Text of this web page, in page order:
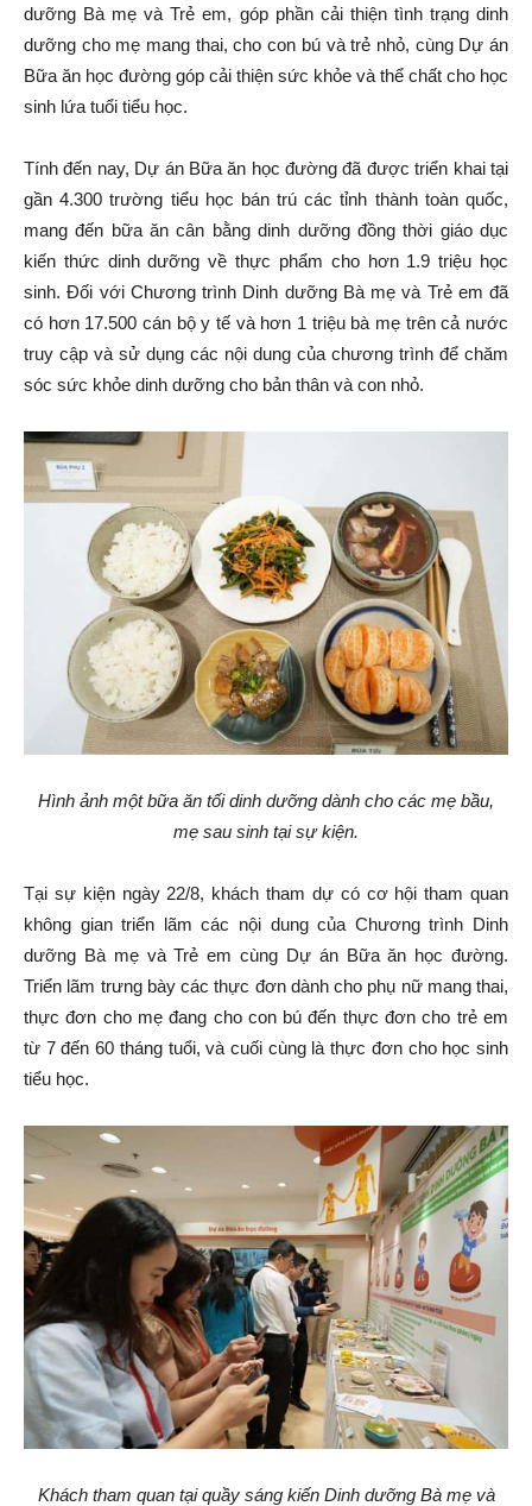
dưỡng Bà mẹ và Trẻ em, góp phần cải thiện tình trạng dinh
dưỡng cho mẹ mang thai, cho con bú và trẻ nhỏ, cùng Dự án
Bữa ăn học đường góp cải thiện sức khỏe và thể chất cho học
sinh lứa tuổi tiểu học.
Tính đến nay, Dự án Bữa ăn học đường đã được triển khai tại
gần 4.300 trường tiểu học bán trú các tỉnh thành toàn quốc,
mang đến bữa ăn cân bằng dinh dưỡng đồng thời giáo dục
kiến thức dinh dưỡng về thực phẩm cho hơn 1.9 triệu học
sinh. Đối với Chương trình Dinh dưỡng Bà mẹ và Trẻ em đã
có hơn 17.500 cán bộ y tế và hơn 1 triệu bà mẹ trên cả nước
truy cập và sử dụng các nội dung của chương trình để chăm
sóc sức khỏe dinh dưỡng cho bản thân và con nhỏ.
Hình ảnh một bữa ăn tối dinh dưỡng dành cho các mẹ bầu,
mẹ sau sinh tại sự kiện.
Tại sự kiện ngày 22/8, khách tham dự có cơ hội tham quan
không gian triển lãm các nội dung của Chương trình Dinh
dưỡng Bà mẹ và Trẻ em cùng Dự án Bữa ăn học đường.
Triển lãm trưng bày các thực đơn dành cho phụ nữ mang thai,
thực đơn cho mẹ đang cho con bú đến thực đơn cho trẻ em
từ 7 đến 60 tháng tuổi, và cuối cùng là thực đơn cho học sinh
tiểu học.
Khách tham quan tại quầy sáng kiến Dinh dưỡng Bà mẹ và